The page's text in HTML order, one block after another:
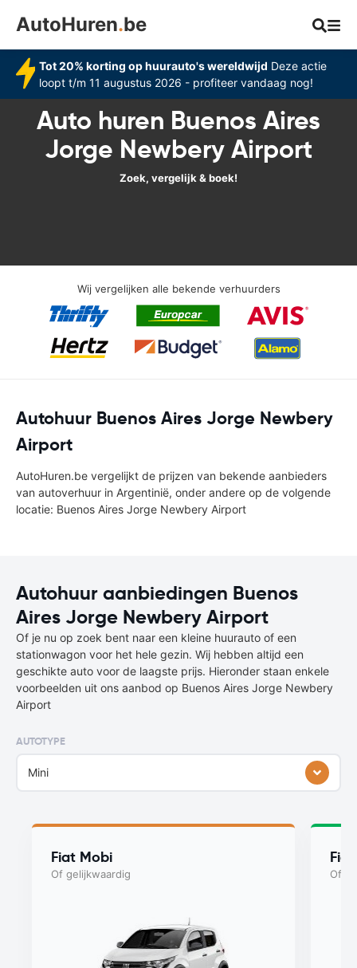
AutoHuren.be
Tot 20% korting op huurauto's wereldwijd Deze actie
loopt t/m 11 augustus 2026 - profiteer vandaag nog!
Auto huren Buenos Aires
Jorge Newbery Airport
Zoek, vergelijk & boek!
Wij vergelijken alle bekende verhuurders
Autohuur Buenos Aires Jorge Newbery
Airport
AutoHuren.be vergelijkt de prijzen van bekende aanbieders
van autoverhuur in Argentinië, onder andere op de volgende
locatie: Buenos Aires Jorge Newbery Airport
Autohuur aanbiedingen Buenos
Aires Jorge Newbery Airport
Of je nu op zoek bent naar een kleine huurauto of een
stationwagon voor het hele gezin. Wij hebben altijd een
geschikte auto voor de laagste prijs. Hieronder staan enkele
voorbeelden uit ons aanbod op Buenos Aires Jorge Newbery
Airport
AUTOTYPE
Mini
Fiat Mobi
Of gelijkwaardig Of